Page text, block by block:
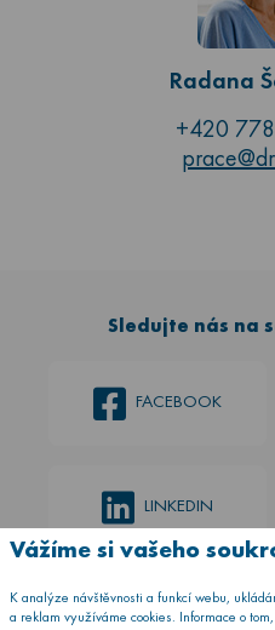
Radana
+420
Sledujte nás na
FACEBOOK
LINKEDIN
Vážíme si vašeho
K analýze návštěvnosti a funkcí webu,
a reklam využíváme cookies. Informace o